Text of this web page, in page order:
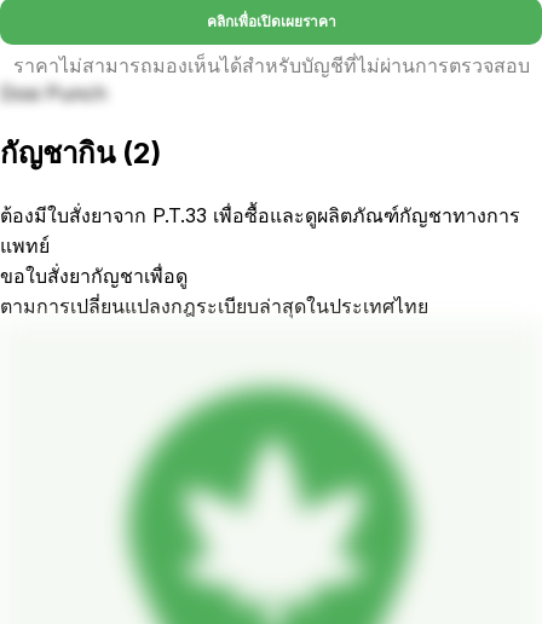
คลิกเพื่อเปิดเผยราคา
ราคาไม่สามารถมองเห็นได้สำหรับบัญชีที่ไม่ผ่านการตรวจสอบ
Dosi Punch
กัญชากิน (2)
ต้องมีใบสั่งยาจาก P.T.33 เพื่อซื้อและดูผลิตภัณฑ์กัญชาทางการ
แพทย์
ขอใบสั่งยากัญชาเพื่อดู
ตามการเปลี่ยนแปลงกฎระเบียบล่าสุดในประเทศไทย